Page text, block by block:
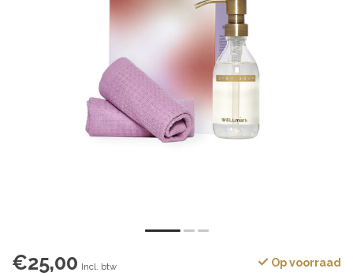
€25,00 Incl. btw Op voorraad